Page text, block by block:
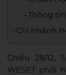
Thông tin
Chi nhánh
Chiều 28/12,
WESET phối